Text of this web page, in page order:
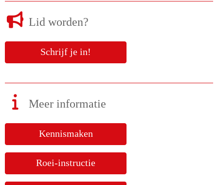
Lid worden?
Schrijf je in!
Meer informatie
Kennismaken
Roei-instructie